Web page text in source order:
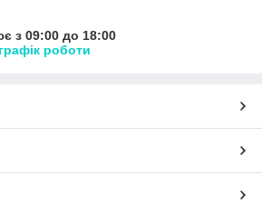
з 09:00 до 18:00
роботи